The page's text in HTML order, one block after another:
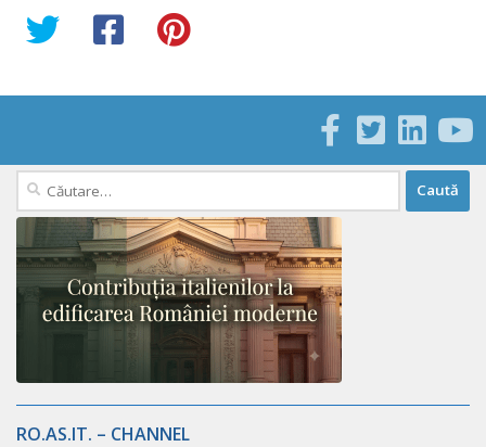
Caută
după:
RO.AS.IT. – CHANNEL